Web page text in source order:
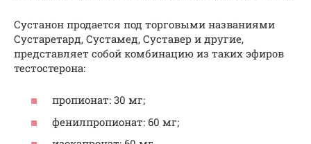
Сустанон продается под торговыми названиями
Сустаретард, Сустамед, Суставер и другие,
представляет собой комбинацию из таких эфиров
тестостерона:
пропионат: 30 мг;
фенилпропионат: 60 мг;